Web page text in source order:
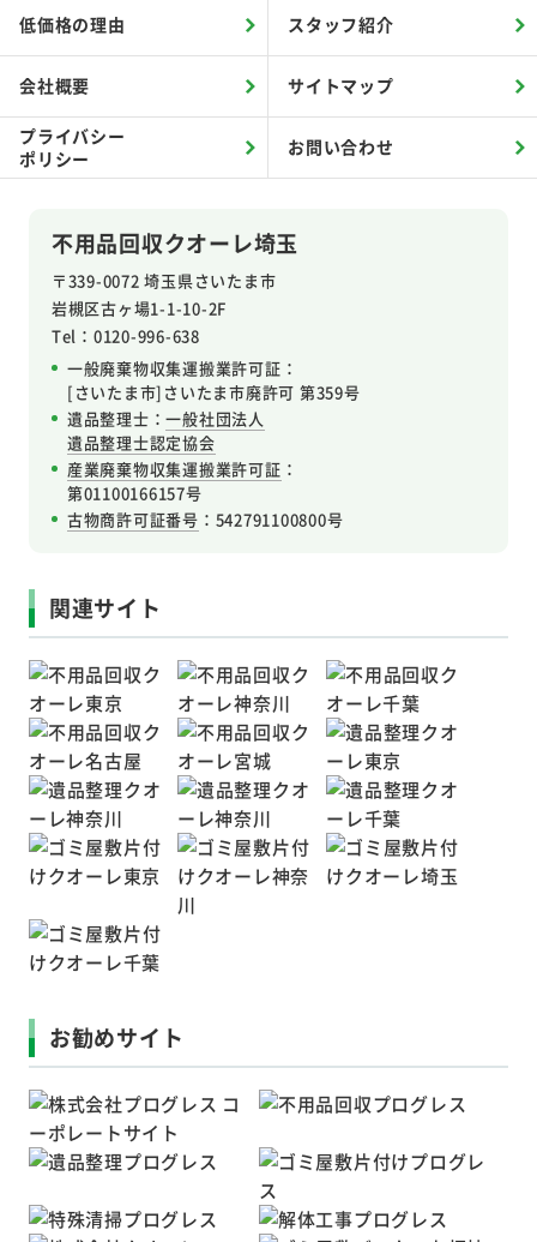
不用品回収クオーレ埼玉
〒339-0072 埼玉県さいたま市
岩槻区古ヶ場1-1-10-2F
Tel：0120-996-638
一般廃棄物収集運搬業許可証：
[さいたま市]さいたま市廃許可 第359号
遺品整理士：一般社団法人
遺品整理士認定協会
産業廃棄物収集運搬業許可証 ：
第01100166157号
古物商許可証番号 ：542791100800号
低価格の理由 スタッフ紹介
会社概要 サイトマップ
プライバシー
ポリシー
お問い合わせ
関連サイト
お勧めサイト